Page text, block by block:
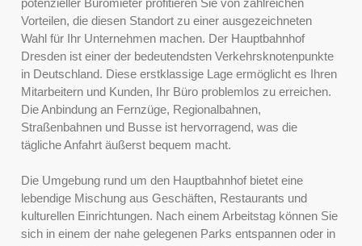
potenzieller Büromieter profitieren Sie von zahlreichen
Vorteilen, die diesen Standort zu einer ausgezeichneten
Wahl für Ihr Unternehmen machen. Der Hauptbahnhof
Dresden ist einer der bedeutendsten Verkehrsknotenpunkte
in Deutschland. Diese erstklassige Lage ermöglicht es Ihren
Mitarbeitern und Kunden, Ihr Büro problemlos zu erreichen.
Die Anbindung an Fernzüge, Regionalbahnen,
Straßenbahnen und Busse ist hervorragend, was die
tägliche Anfahrt äußerst bequem macht.
Die Umgebung rund um den Hauptbahnhof bietet eine
lebendige Mischung aus Geschäften, Restaurants und
kulturellen Einrichtungen. Nach einem Arbeitstag können Sie
sich in einem der nahe gelegenen Parks entspannen oder in